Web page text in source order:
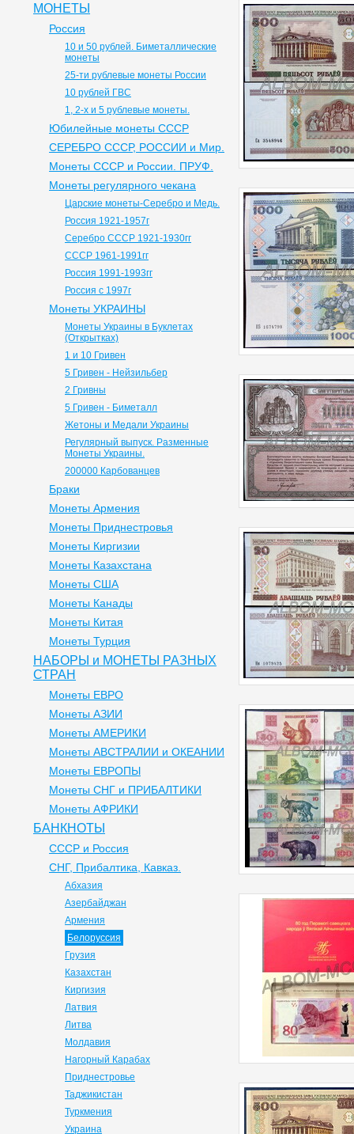
МОНЕТЫ
Россия
10 и 50 рублей. Биметаллические
монеты
25-ти рублевые монеты России
10 рублей ГВС
1, 2-х и 5 рублевые монеты.
Юбилейные монеты СССР
СЕРЕБРО СССР, РОССИИ и Мир.
Монеты СССР и России. ПРУФ.
Монеты регулярного чекана
Царские монеты-Серебро и Медь.
Россия 1921-1957г
Серебро СССР 1921-1930гг
СССР 1961-1991гг
Россия 1991-1993гг
Россия с 1997г
Монеты УКРАИНЫ
Монеты Украины в Буклетах
(Открытках)
1 и 10 Гривен
5 Гривен - Нейзильбер
2 Гривны
5 Гривен - Биметалл
Жетоны и Медали Украины
Регулярный выпуск. Разменные
Монеты Украины.
200000 Карбованцев
Браки
Монеты Армения
Монеты Приднестровья
Монеты Киргизии
Монеты Казахстана
Монеты США
Монеты Канады
Монеты Китая
Монеты Турция
НАБОРЫ и МОНЕТЫ РАЗНЫХ
СТРАН
Монеты ЕВРО
Монеты АЗИИ
Монеты АМЕРИКИ
Монеты АВСТРАЛИИ и ОКЕАНИИ
Монеты ЕВРОПЫ
Монеты СНГ и ПРИБАЛТИКИ
Монеты АФРИКИ
БАНКНОТЫ
СССР и Россия
СНГ, Прибалтика, Кавказ.
Абхазия
Азербайджан
Армения
Белоруссия
Грузия
Казахстан
Киргизия
Латвия
Литва
Молдавия
Нагорный Карабах
Приднестровье
Таджикистан
Туркмения
Украина